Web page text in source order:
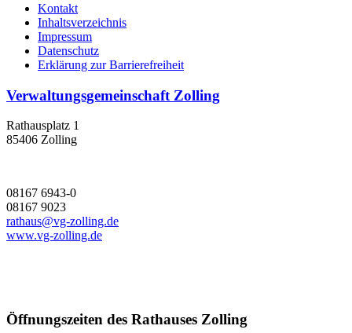
Kontakt
Inhaltsverzeichnis
Impressum
Datenschutz
Erklärung zur Barrierefreiheit
Verwaltungsgemeinschaft Zolling
Rathausplatz 1
85406 Zolling
08167 6943-0
08167 9023
rathaus@vg-zolling.de
www.vg-zolling.de
Öffnungszeiten des Rathauses Zolling